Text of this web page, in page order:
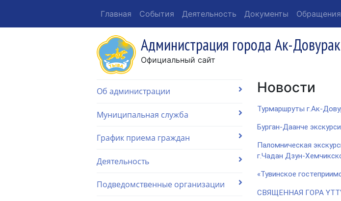
Главная События Деятельность Документы
Администрация города Ак-Довурак
Официальный сайт
Об администрации
Муниципальная служба
График приема граждан
Деятельность
Подведомственные организации
Новости
Турмаршруты г.Ак-
Бурган-Даанче
Паломническая
г.Чадан Дзун-
«Тувинское
СВЯЩЕННАЯ ГОРА